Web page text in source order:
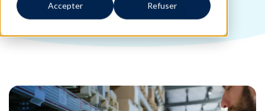
Accepter Refuser
Demander une démo